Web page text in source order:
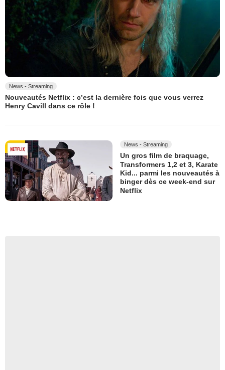
News - Streaming
Nouveautés Netflix : c’est la dernière fois que vous verrez
Henry Cavill dans ce rôle !
News - Streaming
Un gros film de braquage,
Transformers 1,2 et 3, Karate
Kid... parmi les nouveautés à
binger dès ce week-end sur
Netflix